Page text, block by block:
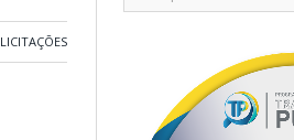
LICITAÇÕES